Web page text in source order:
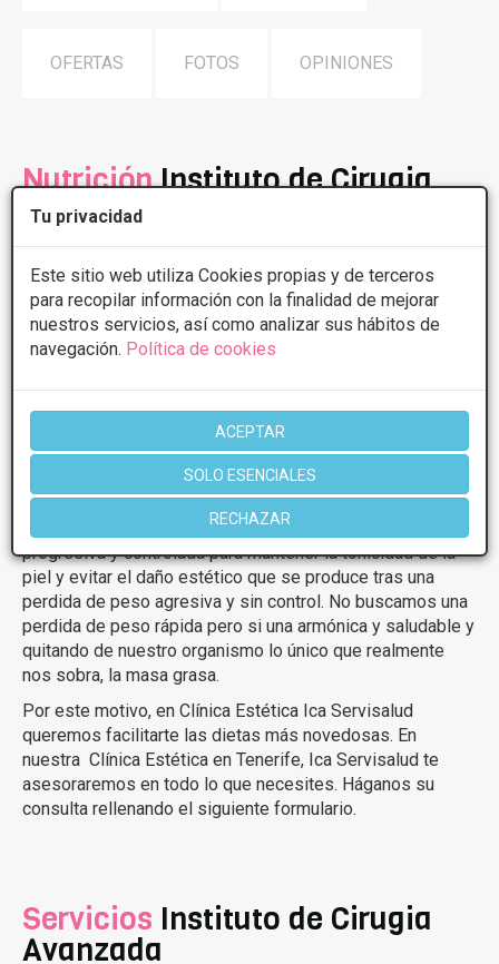
Tu privacidad
Este sitio web utiliza Cookies propias y de terceros
para recopilar información con la finalidad de mejorar
nuestros servicios, así como analizar sus hábitos de
navegación. Política de cookies
ACEPTAR
SOLO ESENCIALES
RECHAZAR
OFERTAS FOTOS OPINIONES
NutriciónInstituto de Cirugia
Avanzada
Ica Servisalud dispone de muchos tratamientos Médico-
Nutricionales personalizados y con estricto control por
nuestros profesionales especializados y con larga
obesidad.
Desarrollamos nuestra atención con patologías
especificas como diabetes, hipertensión, celíacos,
síndromes metabólicos y cualquier otra alteración que
pueda ser mejorada con pautas nutricionales especificas.
Ayudamos a perder esos quilos que te sobran manera
progresiva y controlada para mantener la tonicidad de la
piel y evitar el daño estético que se produce tras una
perdida de peso agresiva y sin control. No buscamos una
perdida de peso rápida pero si una armónica y saludable y
quitando de nuestro organismo lo único que realmente
nos sobra, la masa grasa.
Por este motivo, en Clínica Estética Ica Servisalud
queremos facilitarte las dietas más novedosas. En
nuestra Clínica Estética en Tenerife, Ica Servisalud te
asesoraremos en todo lo que necesites. Háganos su
consulta rellenando el siguiente formulario.
Servicios Instituto de Cirugia
Avanzada